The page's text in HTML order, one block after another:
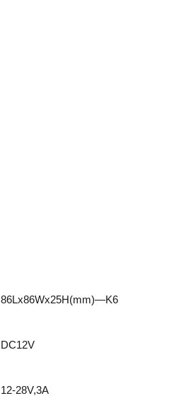
86Lx86Wx25H(mm)—K6
DC12V
12-28V,3A